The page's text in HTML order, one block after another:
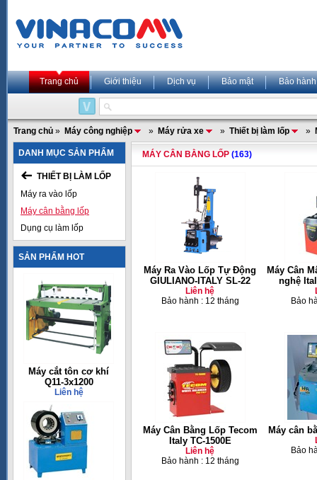
Trang chủ Giới thiệu Dịch vụ Bảo mật Bảo hành
Trang chủ » Máy công nghiệp » Máy rửa xe » Thiết bị làm lốp »
DANH MỤC SẢN PHẨM
THIẾT BỊ LÀM LỐP
Máy ra vào lốp
Máy cân bằng lốp
Dụng cụ làm lốp
SẢN PHẨM HOT
Máy cắt tôn cơ khí
Q11-3x1200
Liên hệ
MÁY CÂN BẰNG LỐP (163)
Máy Ra Vào Lốp Tự Động
GIULIANO-ITALY SL-22
Liên hệ
Bảo hành : 12 tháng
Máy Cân
nghệ
Bảo
Máy Cân Bằng Lốp Tecom
Italy TC-1500E
Liên hệ
Bảo hành : 12 tháng
Máy cân
Bảo